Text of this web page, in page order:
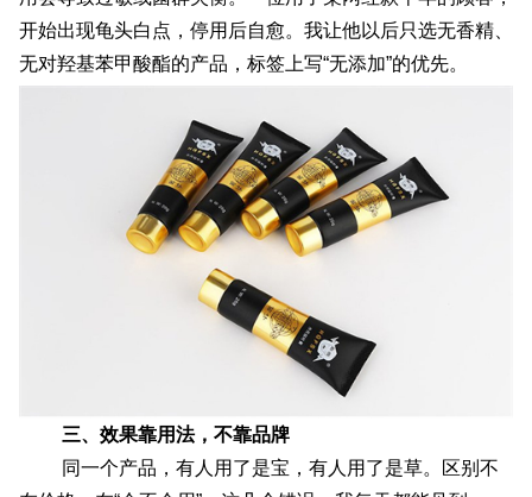
开始出现龟头白点，停用后自愈。我让他以后只选无香精、
无对羟基苯甲酸酯的产品，标签上写“无添加”的优先。
三、效果靠用法，不靠品牌
同一个产品，有人用了是宝，有人用了是草。区别不